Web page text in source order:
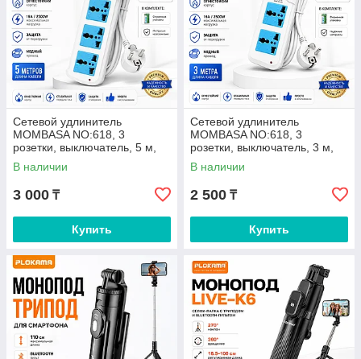
Сетевой удлинитель
MOMBASA NO:618, 3
розетки, выключатель, 5 м,
16 А, 2500 Вт
В наличии
3 000 ₸
Купить
Сетевой удлинитель
MOMBASA NO:618, 3
розетки, выключатель, 3 м,
16 А, 2500 Вт
В наличии
2 500 ₸
Купить